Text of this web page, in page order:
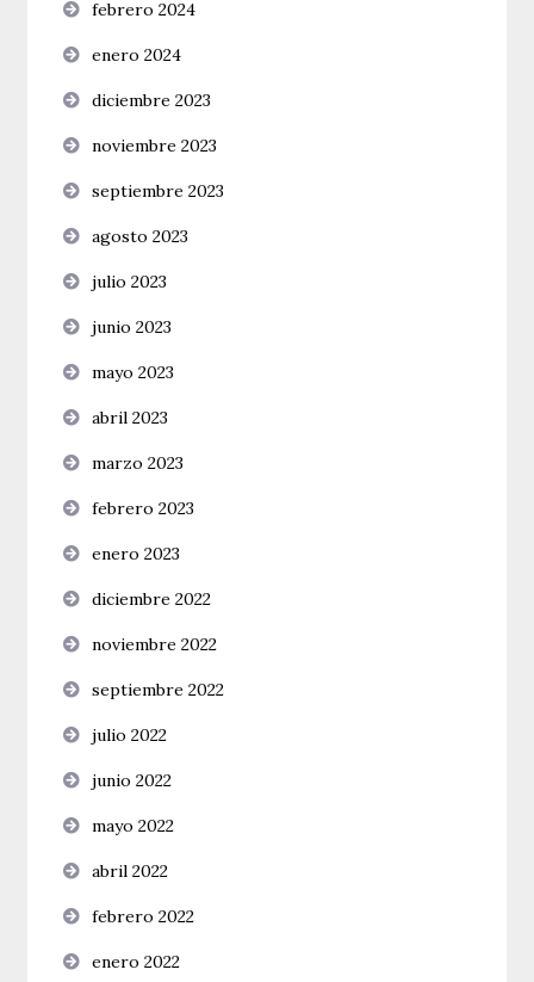
febrero 2024
enero 2024
diciembre 2023
noviembre 2023
septiembre 2023
agosto 2023
julio 2023
junio 2023
mayo 2023
abril 2023
marzo 2023
febrero 2023
enero 2023
diciembre 2022
noviembre 2022
septiembre 2022
julio 2022
junio 2022
mayo 2022
abril 2022
febrero 2022
enero 2022